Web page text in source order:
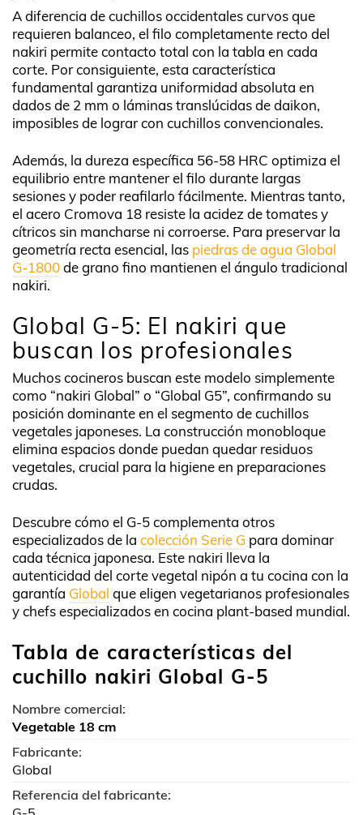
A diferencia de cuchillos occidentales curvos que
requieren balanceo, el filo completamente recto del
nakiri permite contacto total con la tabla en cada
corte. Por consiguiente, esta característica
fundamental garantiza uniformidad absoluta en
dados de 2 mm o láminas translúcidas de daikon,
imposibles de lograr con cuchillos convencionales.
Además, la dureza específica 56-58 HRC optimiza el
equilibrio entre mantener el filo durante largas
sesiones y poder reafilarlo fácilmente. Mientras tanto,
el acero Cromova 18 resiste la acidez de tomates y
cítricos sin mancharse ni corroerse. Para preservar la
geometría recta esencial, las piedras de agua Global
G-1800de grano fino mantienen el ángulo tradicional
nakiri.
Global G-5: El nakiri que
buscan los profesionales
Muchos cocineros buscan este modelo simplemente
como “nakiri Global” o “Global G5”, confirmando su
posición dominante en el segmento de cuchillos
vegetales japoneses. La construcción monobloque
elimina espacios donde puedan quedar residuos
vegetales, crucial para la higiene en preparaciones
crudas.
Descubre cómo el G-5 complementa otros
especializados de la colección Serie G para dominar
cada técnica japonesa. Este nakiri lleva la
autenticidad del corte vegetal nipón a tu cocina con la
garantía Global que eligen vegetarianos profesionales
y chefs especializados en cocina plant-based mundial.
Tabla de características del
cuchillo nakiri Global G-5
Nombre comercial:
Vegetable 18 cm
Fabricante:
Global
Referencia del fabricante: